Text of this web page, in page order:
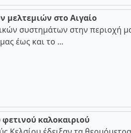
μελτεμιών στο Αιγαίο
συστημάτων στην περιοχή
έως και το ...
καλοκαιριού